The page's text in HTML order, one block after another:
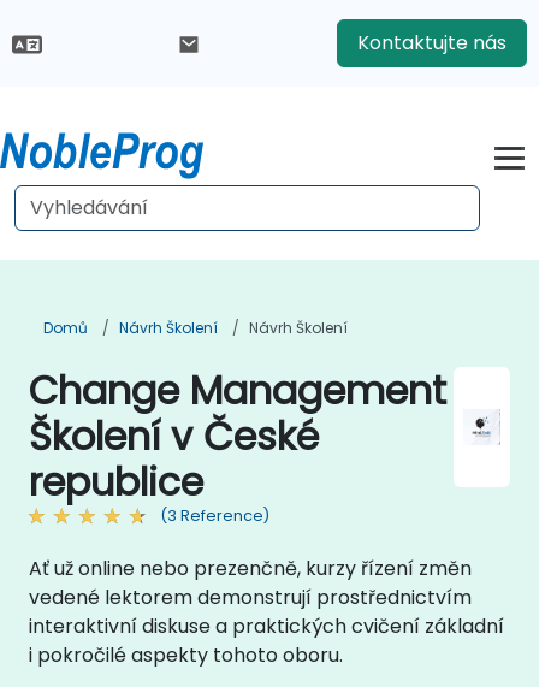
Kontaktujte nás
Domů Návrh Školení Návrh Školení
Change Management
Školení v České
republice
(3 Reference)
Ať už online nebo prezenčně, kurzy řízení změn
vedené lektorem demonstrují prostřednictvím
interaktivní diskuse a praktických cvičení základní
i pokročilé aspekty tohoto oboru.